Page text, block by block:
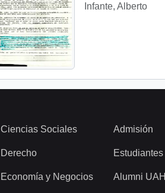
Infante, Alberto
Ciencias Sociales
Derecho
Economía y Negocios
Admisión
Estudiantes
Alumni UAH